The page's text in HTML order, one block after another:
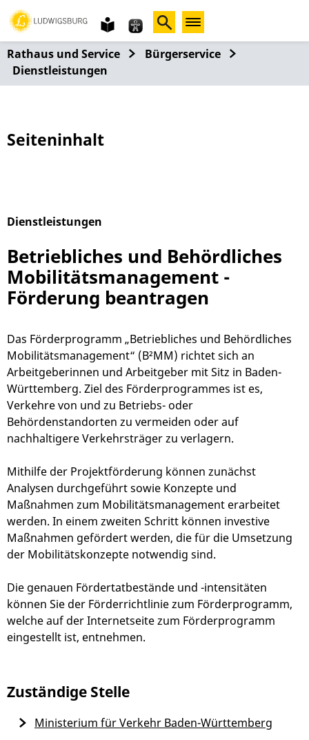
Gebärdensprache
leichte
Sprache
Rathaus und Service
Bürgerservice
Dienstleistungen
Seiteninhalt
Dienstleistungen
Betriebliches und Behördliches
Mobilitätsmanagement -
Förderung beantragen
Das Förderprogramm „Betriebliches und Behördliches
Mobilitätsmanagement“ (B²MM) richtet sich an
Arbeitgeberinnen und Arbeitgeber mit Sitz in Baden-
Württemberg. Ziel des Förderprogrammes ist es,
Verkehre von und zu Betriebs- oder
Behördenstandorten zu vermeiden oder auf
nachhaltigere Verkehrsträger zu verlagern.
Mithilfe der Projektförderung können zunächst
Analysen durchgeführt sowie Konzepte und
Maßnahmen zum Mobilitätsmanagement erarbeitet
werden. In einem zweiten Schritt können investive
Maßnahmen gefördert werden, die für die Umsetzung
der Mobilitätskonzepte notwendig sind.
Die genauen Fördertatbestände und -intensitäten
können Sie der Förderrichtlinie zum Förderprogramm,
welche auf der Internetseite zum Förderprogramm
eingestellt ist, entnehmen.
Zuständige Stelle
Ministerium für Verkehr Baden-Württemberg